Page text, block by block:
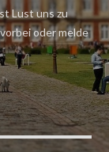
Lust uns zu
oder melde